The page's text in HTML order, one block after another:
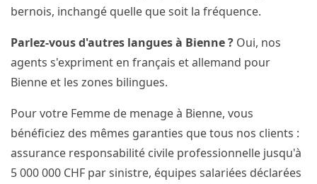
bernois, inchangé quelle que soit la fréquence.
Parlez-vous d'autres langues à Bienne ? Oui, nos
agents s'expriment en français et allemand pour
Bienne et les zones bilingues.
Pour votre Femme de menage à Bienne, vous
bénéficiez des mêmes garanties que tous nos clients :
assurance responsabilité civile professionnelle jusqu'à
5 000 000 CHF par sinistre, équipes salariées déclarées